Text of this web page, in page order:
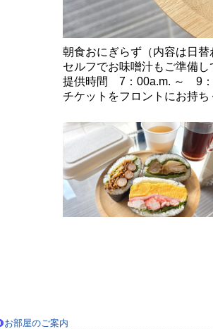
朝食おにぎらず（内容は日
セルフでお味噌汁もご準備
提供時間 7：00a.m. ～ 9：
チケットをフロントにお持ち
お部屋のご案内